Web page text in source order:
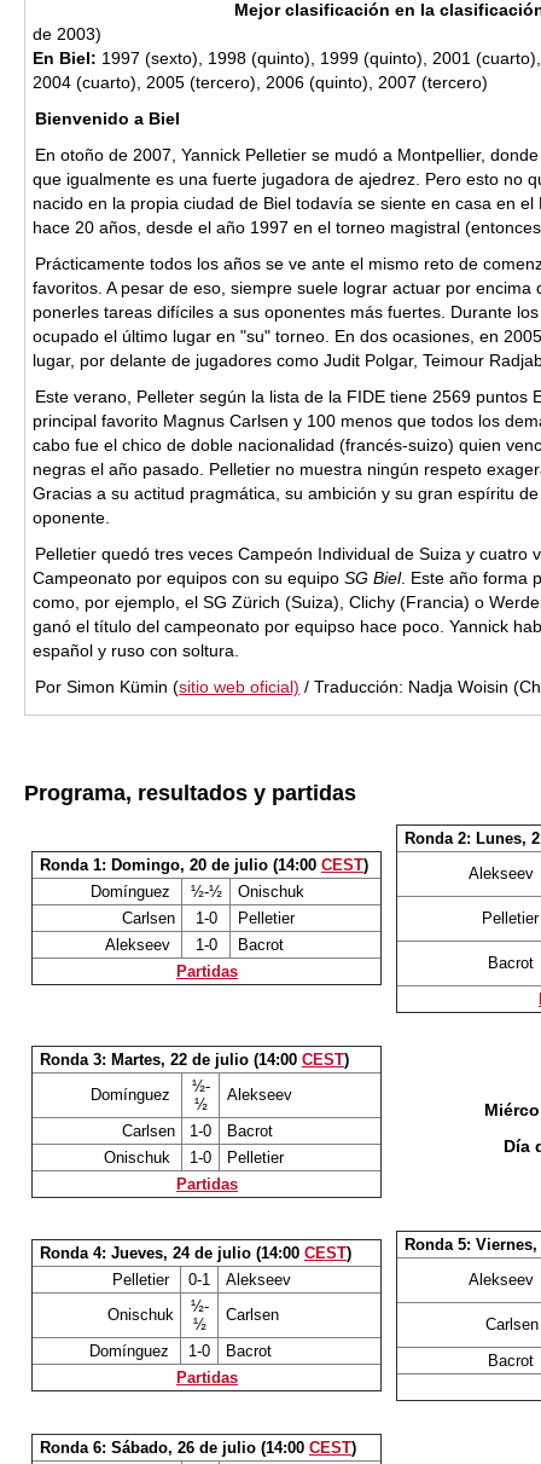
Mejor clasificación en la
de 2003)
En Biel: 1997 (sexto), 1998 (quinto), 1999 (quinto), 2001
2004 (cuarto), 2005 (tercero), 2006 (quinto), 2007 (tercero)
Bienvenido a Biel
En otoño de 2007, Yannick Pelletier se mudó a Montpellier,
que igualmente es una fuerte jugadora de ajedrez. Pero esto no
nacido en la propia ciudad de Biel todavía se siente en casa en
hace 20 años, desde el año 1997 en el torneo magistral
Prácticamente todos los años se ve ante el mismo reto de
favoritos. A pesar de eso, siempre suele lograr actuar por encima
ponerles tareas difíciles a sus oponentes más fuertes. Durante
ocupado el último lugar en "su" torneo. En dos ocasiones, en
lugar, por delante de jugadores como Judit Polgar, Teimour
Este verano, Pelleter según la lista de la FIDE tiene 2569 puntos
principal favorito Magnus Carlsen y 100 menos que todos los
cabo fue el chico de doble nacionalidad (francés-suizo) quien
negras el año pasado. Pelletier no muestra ningún respeto
Gracias a su actitud pragmática, su ambición y su gran espíritu
oponente.
Pelletier quedó tres veces Campeón Individual de Suiza y cuatro
Campeonato por equipos con su equipo SG Biel. Este año forma
como, por ejemplo, el SG Zürich (Suiza), Clichy (Francia) o
ganó el título del campeonato por equipso hace poco. Yannick
español y ruso con soltura.
Por Simon Kümin (sitio web oficial) /Traducción: Nadja Woisin
Programa, resultados y partidas
Ronda 1: Domingo, 20 de julio (14:00 CEST)
Domínguez
½-½
Onischuk
Carlsen
1-0
Pelletier
Alekseev
1-0
Bacrot
Partidas
Ronda 2: Lunes,
Alekseev
Pelletier
Bacrot
Ronda 3: Martes, 22 de julio (14:00 CEST)
Domínguez
½-
½
Alekseev
Carlsen
1-0
Bacrot
Onischuk
1-0
Pelletier
Partidas
Día
Ronda 4: Jueves, 24 de julio (14:00 CEST)
Pelletier
0-1
Alekseev
Onischuk
½-
½
Carlsen
Domínguez
1-0
Bacrot
Partidas
Ronda 5:
Alekseev
Carlsen
Bacrot
Ronda 6: Sábado, 26 de julio (14:00 CEST)